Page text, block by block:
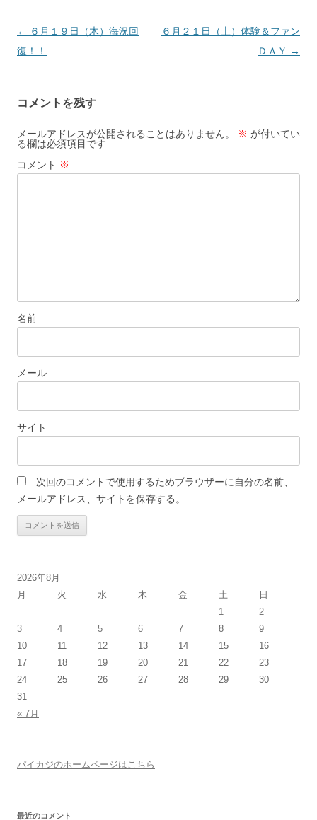
投
稿
ゲ
ー
シ
ョ
← ６月１９日（木）海況回
復！！
６月２１日（土）体験＆ファン
ＤＡＹ →
コメントを残す
メールアドレスが公開されることはありません。 ※ が付いてい
る欄は必須項目です
コメント ※
名前
メール
サイト
次回のコメントで使用するためブラウザーに自分の名前、
メールアドレス、サイトを保存する。
2026年8月
月
火 水 木 金 土
日
1
2
3
4 5 6 7 8
9
10
11 12 13 14 15
16
17
18 19 20 21 22
23
24
25 26 27 28 29
30
31
« 7月
パイカジのホームページはこちら
最近のコメント